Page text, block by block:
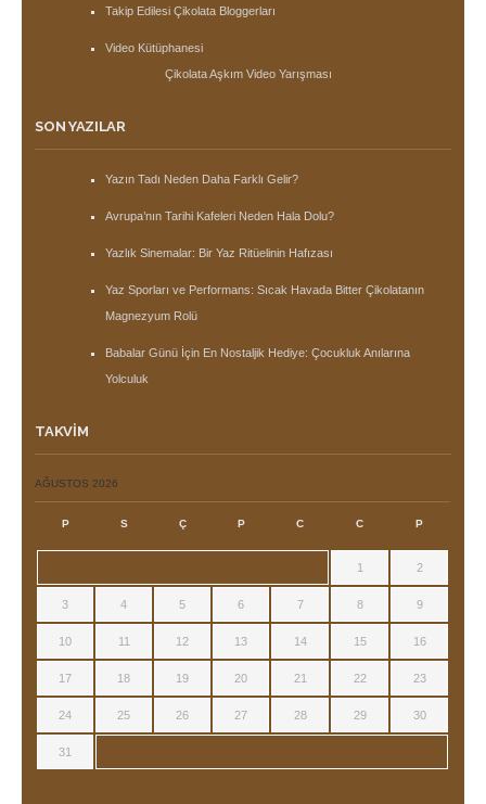
Takip Edilesi Çikolata Bloggerları
Video Kütüphanesi
Çikolata Aşkım Video Yarışması
SON YAZILAR
Yazın Tadı Neden Daha Farklı Gelir?
Avrupa’nın Tarihi Kafeleri Neden Hala Dolu?
Yazlık Sinemalar: Bir Yaz Ritüelinin Hafızası
Yaz Sporları ve Performans: Sıcak Havada Bitter Çikolatanın
Magnezyum Rolü
Babalar Günü İçin En Nostaljik Hediye: Çocukluk Anılarına
Yolculuk
TAKVIM
AĞUSTOS 2026
P S Ç P C C P
1 2
3 4 5 6 7 8 9
10 11 12 13 14 15 16
17 18 19 20 21 22 23
24 25 26 27 28 29 30
31